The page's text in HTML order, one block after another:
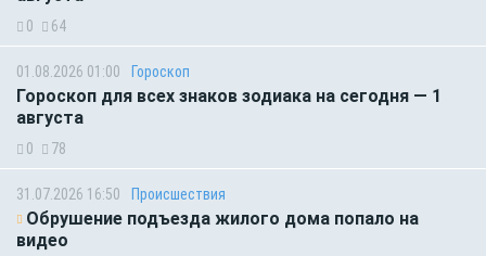
0 64
01.08.2026 01:00 Гороскоп
Гороскоп для всех знаков зодиака на сегодня — 1
августа
0 78
31.07.2026 16:50 Происшествия
Обрушение подъезда жилого дома попало на
видео